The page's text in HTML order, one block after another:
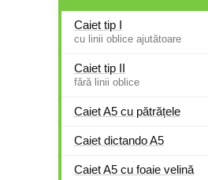
Caiet tip I
cu linii oblice ajutătoare
Caiet tip II
fără linii oblice
Caiet A5 cu pătrățele
Caiet dictando A5
Caiet A5 cu foaie velină